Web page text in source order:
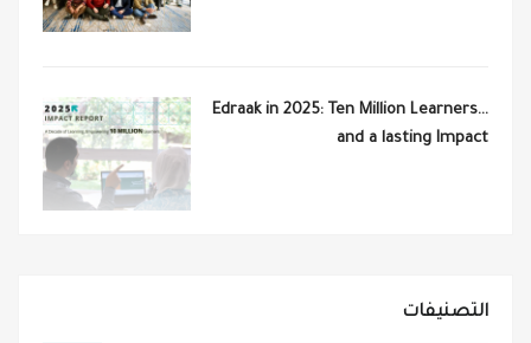
Edraak in 2025: Ten Million Learners…
and a lasting Impact
التصنيفات